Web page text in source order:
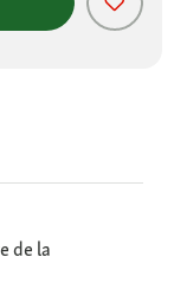
de la